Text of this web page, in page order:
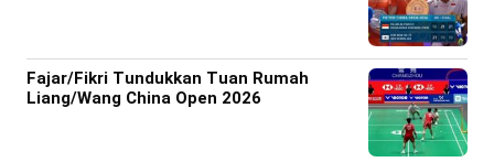
Fajar/Fikri Tundukkan Tuan Rumah
Liang/Wang China Open 2026